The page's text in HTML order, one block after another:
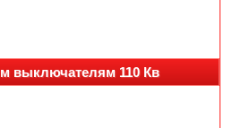
выключателям 110 Кв